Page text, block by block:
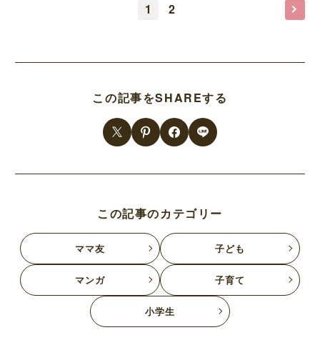
1 2
この記事をSHAREする
この記事のカテゴリー
ママ友 子ども
マンガ 子育て
小学生